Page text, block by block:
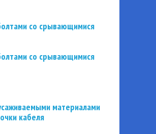
со срывающимися
со срывающимися
материалами
кабеля